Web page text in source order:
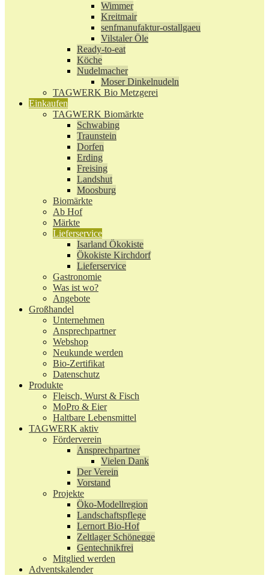
Wimmer
Kreitmair
senfmanufaktur-ostallgaeu
Vilstaler Öle
Ready-to-eat
Köche
Nudelmacher
Moser Dinkelnudeln
TAGWERK Bio Metzgerei
Einkaufen
TAGWERK Biomärkte
Schwabing
Traunstein
Dorfen
Erding
Freising
Landshut
Moosburg
Biomärkte
Ab Hof
Märkte
Lieferservice
Isarland Ökokiste
Ökokiste Kirchdorf
Lieferservice
Gastronomie
Was ist wo?
Angebote
Großhandel
Unternehmen
Ansprechpartner
Webshop
Neukunde werden
Bio-Zertifikat
Datenschutz
Produkte
Fleisch, Wurst & Fisch
MoPro & Eier
Haltbare Lebensmittel
TAGWERK aktiv
Förderverein
Ansprechpartner
Vielen Dank
Der Verein
Vorstand
Projekte
Öko-Modellregion
Landschaftspflege
Lernort Bio-Hof
Zeltlager Schönegge
Gentechnikfrei
Mitglied werden
Adventskalender